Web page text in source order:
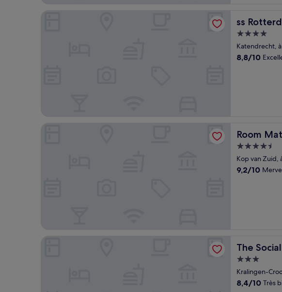
ss
ss
Hébergement
4.0 étoiles
Katendrecht,
8.8
8,8/10
ss Rotterdam Hotel & Restaurants
Room
Room Mate
Hébergement
4.5 étoiles
Kop van Zuid,
9.2
9,2/10
The
The Social
Hébergement
3.0 étoiles
Kralingen-
8.4
8,4/10 Très
The Social Hub Rotterdam